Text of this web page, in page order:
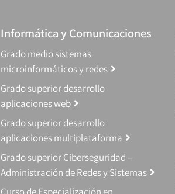
Informática y Comunicaciones
Grado medio sistemas
microinformáticos y redes
Grado superior desarrollo
aplicaciones web
Grado superior desarrollo
aplicaciones multiplataforma
Grado superior Ciberseguridad –
Administración de Redes y Sistemas